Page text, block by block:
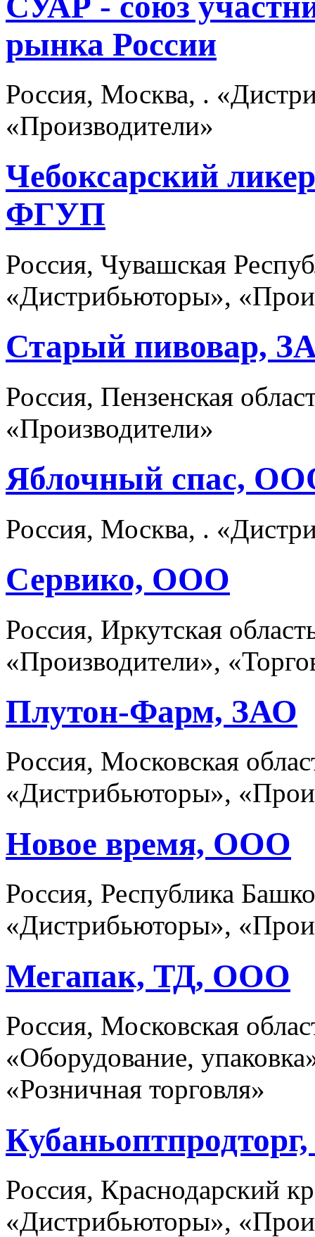
рынка России
Россия, Москва, .
«Производители»
Чебоксарский
ФГУП
Россия, Чувашская
«Дистрибьюторы»,
Старый пивовар,
Россия, Пензенская
«Производители»
Яблочный спас,
Россия, Москва, .
Сервико, ООО
Россия, Иркутская
«Производители»,
Плутон-Фарм, ЗАО
Россия, Московская
«Дистрибьюторы»,
Новое время, ООО
Россия, Республика
«Дистрибьюторы»,
Мегапак, ТД, ООО
Россия, Московская
«Оборудование,
«Розничная торговля»
Россия, Краснодарский
«Дистрибьюторы»,